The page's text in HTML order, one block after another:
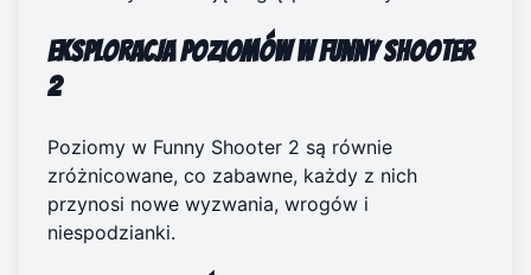
Eksploracja poziomów w Funny Shooter
2
Poziomy w Funny Shooter 2 są równie
zróżnicowane, co zabawne, każdy z nich
przynosi nowe wyzwania, wrogów i
niespodzianki.